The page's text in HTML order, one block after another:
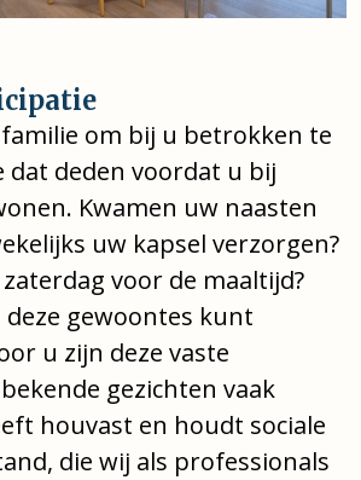
om bij u betrokken te
dat deden voordat u bij
Kwamen uw naasten
uw kapsel verzorgen?
voor de maaltijd?
deze gewoontes kunt
u zijn deze vaste
gezichten vaak
houvast en houdt sociale
die wij als professionals